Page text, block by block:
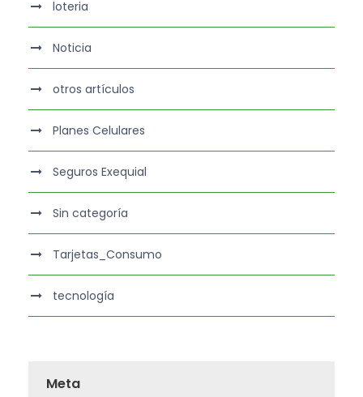
loteria
Noticia
otros artículos
Planes Celulares
Seguros Exequial
Sin categoría
Tarjetas_Consumo
tecnología
Meta